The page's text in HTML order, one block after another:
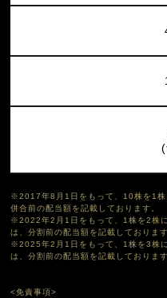
※2017年8月1日をもって、10株を1株
併合前の配当額を記載しております。
※2022年2月1日をもって、1株を2株
は、分割前の配当額を記載しております
※2025年2月1日をもって、1株を3株
は、分割前の配当額を記載しております
<免責事項>